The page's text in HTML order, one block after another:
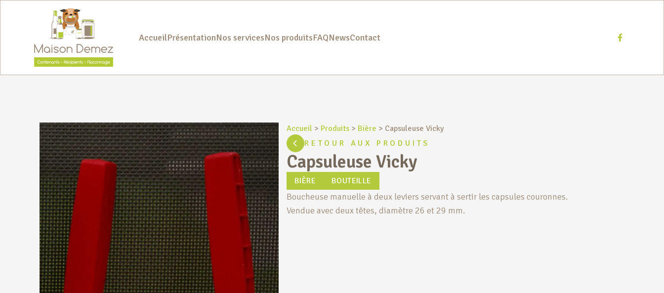
AccueilPrésentationNos servicesNos produitsFAQNewsContact Facebook
Accueil > Produits > Bière > Capsuleuse Vicky
RETOUR AUX PRODUITS
Capsuleuse Vicky
BIÈRE BOUTEILLE
Boucheuse manuelle à deux leviers servant à sertir les capsules couronnes.
Vendue avec deux têtes, diamètre 26 et 29 mm.